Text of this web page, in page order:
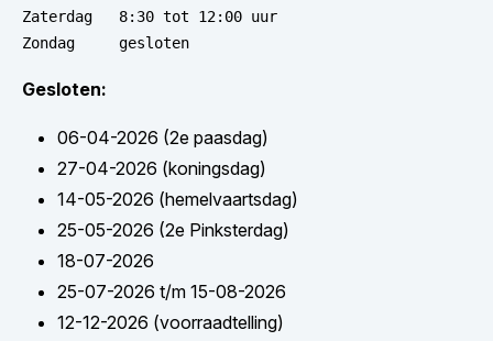
Zaterdag   8:30 tot 12:00 uur
Zondag     gesloten
Gesloten:
06-04-2026 (2e paasdag)
27-04-2026 (koningsdag)
14-05-2026 (hemelvaartsdag)
25-05-2026 (2e Pinksterdag)
18-07-2026
25-07-2026 t/m 15-08-2026
12-12-2026 (voorraadtelling)